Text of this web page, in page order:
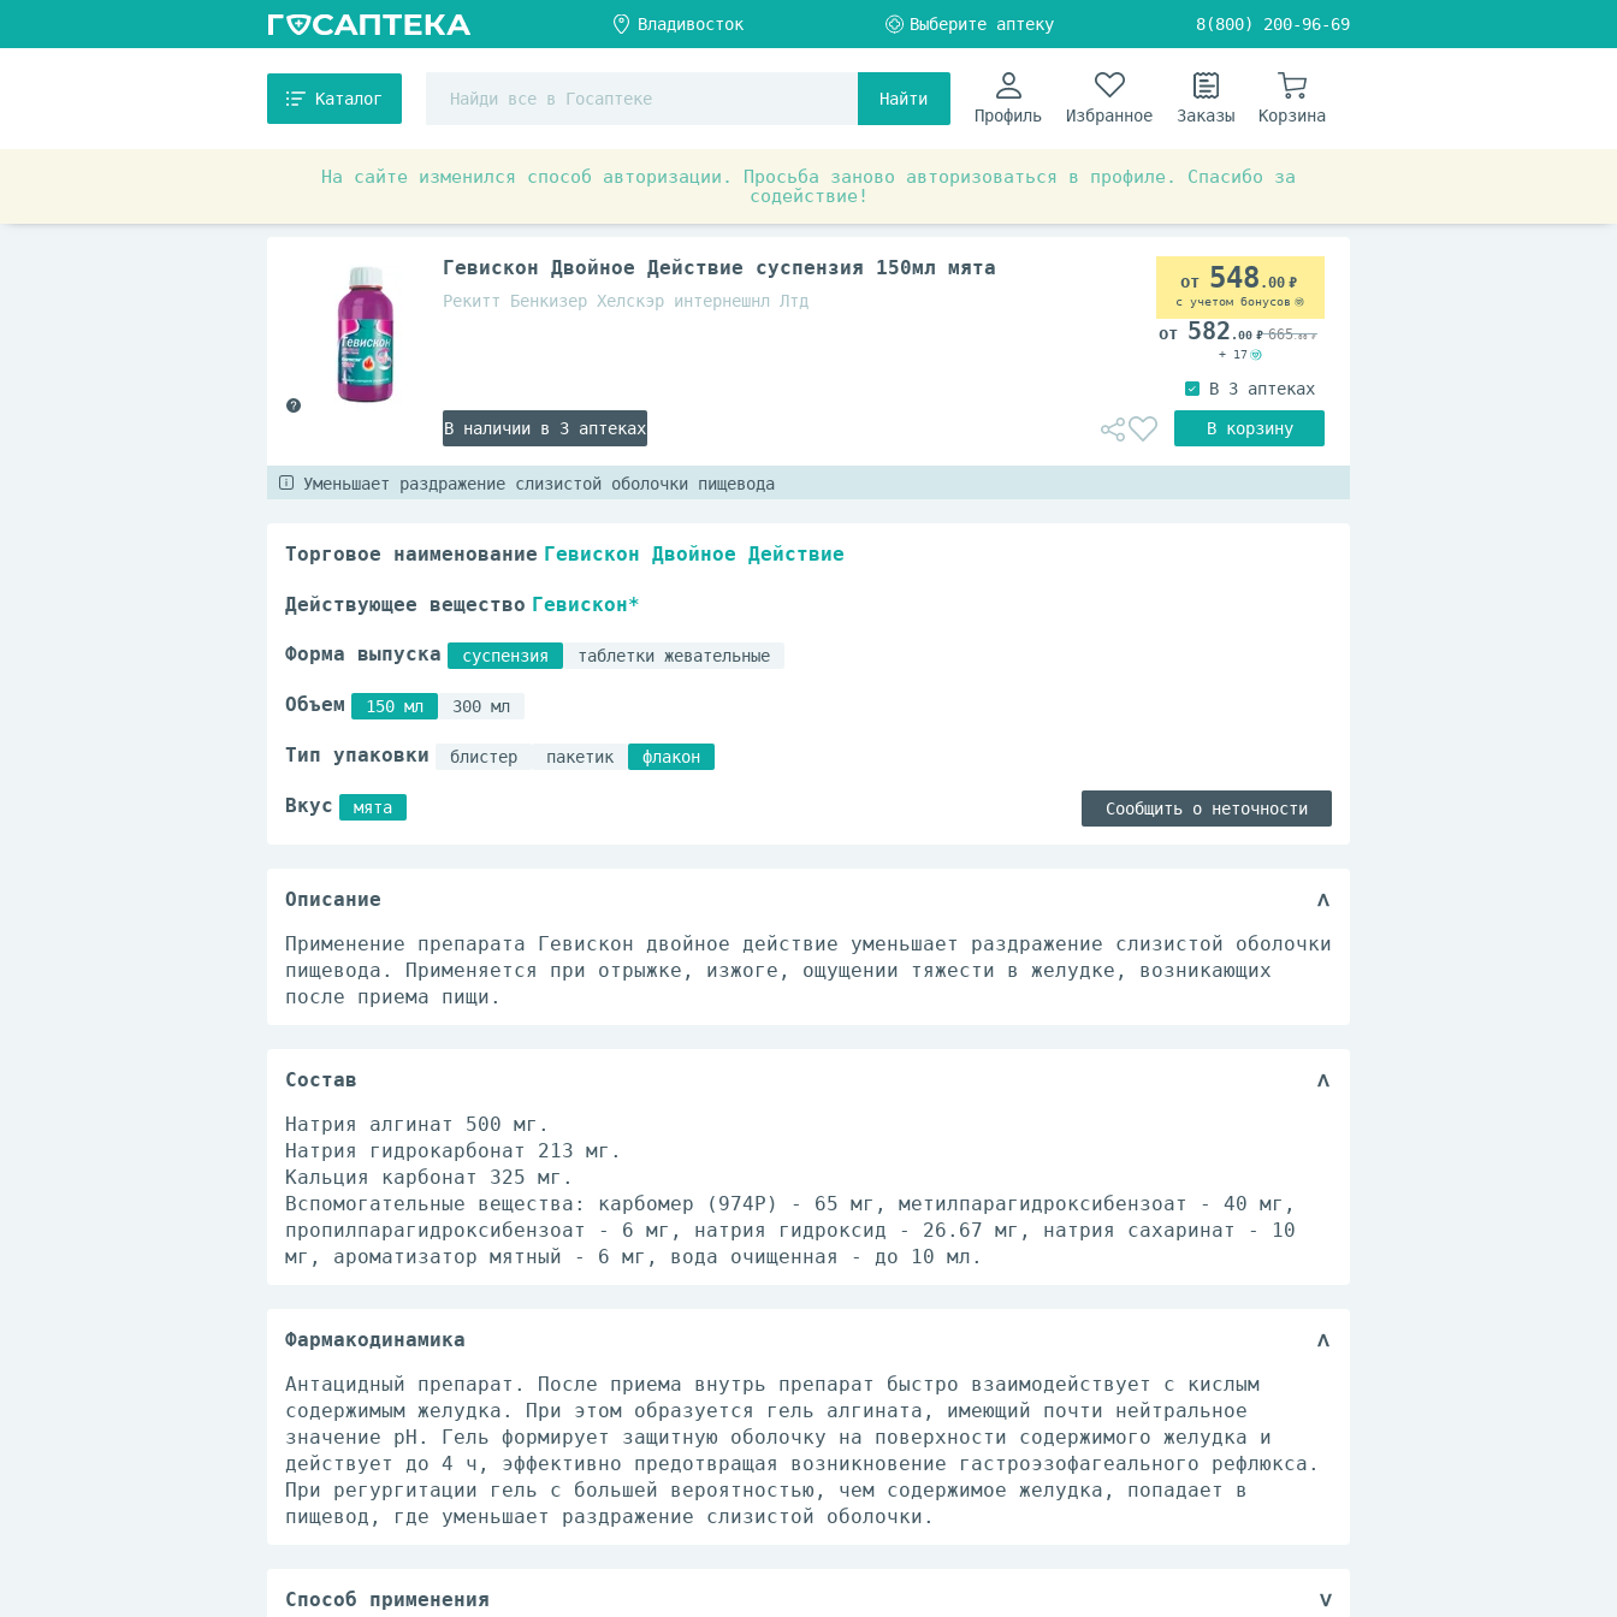
8(800) 200-96-69
Каталог
Найти
Профиль
Избранное Заказы Корзина
На сайте изменился способ авторизации. Просьба заново авторизоваться в профиле. Спасибо за
содействие!
Препараты при заболеваниях органов и систем
Гевискон Двойное Действие суспензия 150мл мята
Рекитт Бенкизер Хелскэр интернешнл Лтд
В наличии в 3 аптеках
548 .00
с учетом бонусов
582 .00 665.00
+ 17
Уменьшает раздражение слизистой оболочки пищевода
Торговое наименование Гевискон Двойное Действие
Действующее вещество Гевискон*
Форма выпуска суспензия таблетки жевательные
Объем 150 мл 300 мл
Тип упаковки блистер пакетик флакон
Вкус мята Сообщить о неточности
Описание
Применение препарата Гевискон двойное действие уменьшает раздражение слизистой оболочки
пищевода. Применяется при отрыжке, изжоге, ощущении тяжести в желудке, возникающих
после приема пищи.
Состав
Натрия алгинат 500 мг.
Натрия гидрокарбонат 213 мг.
Кальция карбонат 325 мг.
Вспомогательные вещества: карбомер (974Р) - 65 мг, метилпарагидроксибензоат - 40 мг,
пропилпарагидроксибензоат - 6 мг, натрия гидроксид - 26.67 мг, натрия сахаринат - 10
мг, ароматизатор мятный - 6 мг, вода очищенная - до 10 мл.
Фармакодинамика
Антацидный препарат. После приема внутрь препарат быстро взаимодействует с кислым
содержимым желудка. При этом образуется гель алгината, имеющий почти нейтральное
значение рН. Гель формирует защитную оболочку на поверхности содержимого желудка и
действует до 4 ч, эффективно предотвращая возникновение гастроэзофагеального рефлюкса.
При регургитации гель с большей вероятностью, чем содержимое желудка, попадает в
пищевод, где уменьшает раздражение слизистой оболочки.
Способ применения